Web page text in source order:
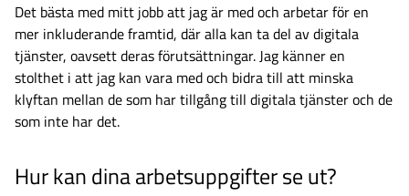
Det bästa med mitt jobb att jag är med och arbetar för en
mer inkluderande framtid, där alla kan ta del av digitala
tjänster, oavsett deras förutsättningar. Jag känner en
stolthet i att jag kan vara med och bidra till att minska
klyftan mellan de som har tillgång till digitala tjänster och de
som inte har det.
Hur kan dina arbetsuppgifter se ut?